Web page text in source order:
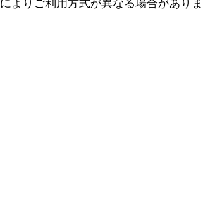
によりご利用方式が異なる場合があり